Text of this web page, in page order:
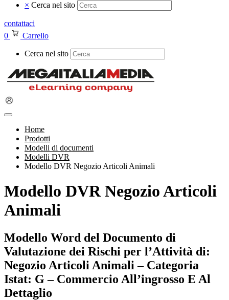
× Cerca nel sito
contattaci
0
Carrello
Cerca nel sito
Home
Prodotti
Modelli di documenti
Modelli DVR
Modello DVR Negozio Articoli Animali
Modello DVR Negozio Articoli
Animali
Modello Word del Documento di
Valutazione dei Rischi per l’Attività di:
Negozio Articoli Animali – Categoria
Istat: G – Commercio All’ingrosso E Al
Dettaglio